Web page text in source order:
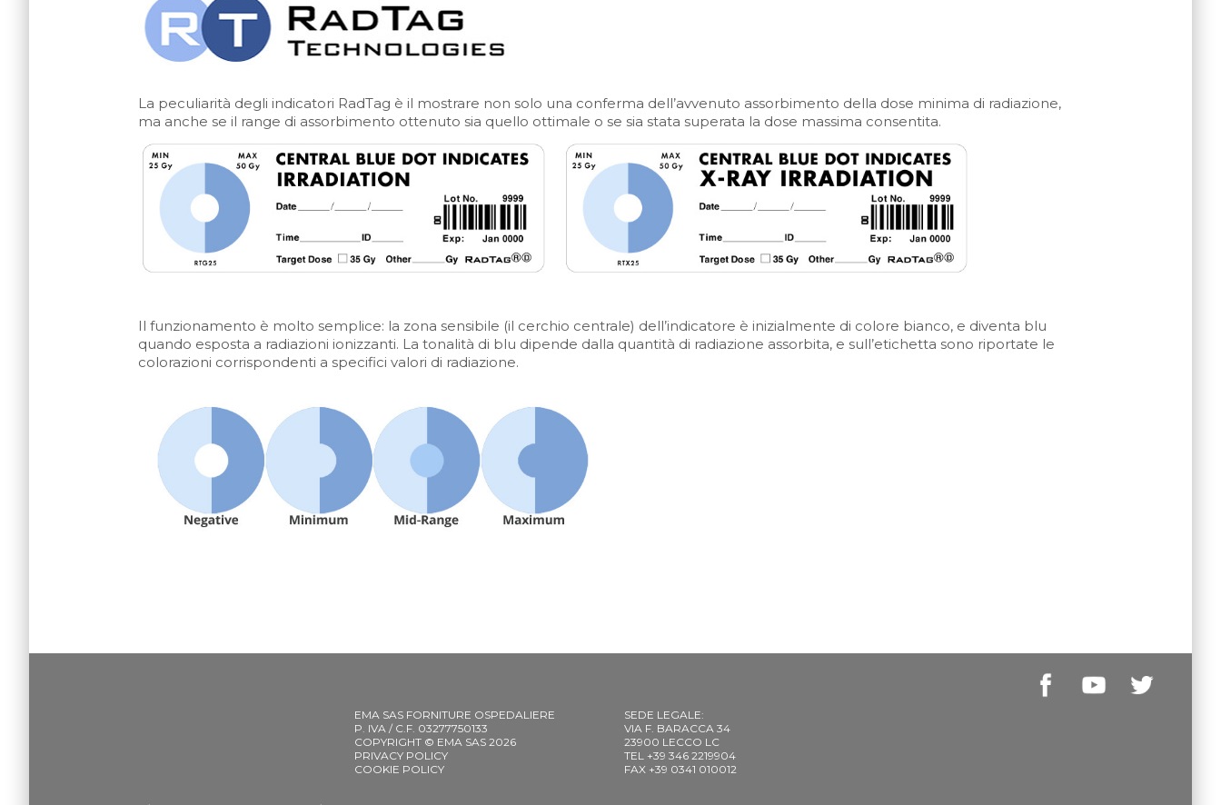
La peculiarità degli indicatori RadTag è il mostrare non solo una conferma dell’avvenuto assorbimento della dose minima di radiazione,
ma anche se il range di assorbimento ottenuto sia quello ottimale o se sia stata superata la dose massima consentita.
Il funzionamento è molto semplice: la zona sensibile (il cerchio centrale) dell’indicatore è inizialmente di colore bianco, e diventa blu
quando esposta a radiazioni ionizzanti. La tonalità di blu dipende dalla quantità di radiazione assorbita, e sull’etichetta sono riportate le
colorazioni corrispondenti a specifici valori di radiazione.
EMA SAS FORNITURE OSPEDALIERE
P. IVA / C.F. 03277750133
COPYRIGHT © EMA SAS 2026
PRIVACY POLICY
COOKIE POLICY
SEDE LEGALE:
VIA F. BARACCA 34
23900 LECCO LC
TEL +39 346 2219904
FAX +39 0341 010012